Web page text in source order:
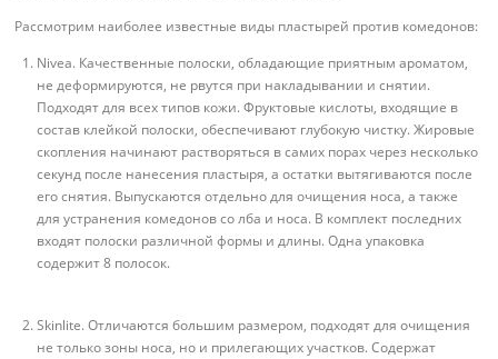
Рассмотрим наиболее известные виды пластырей против комедонов:
Nivea. Качественные полоски, обладающие приятным ароматом,
не деформируются, не рвутся при накладывании и снятии.
Подходят для всех типов кожи. Фруктовые кислоты, входящие в
состав клейкой полоски, обеспечивают глубокую чистку. Жировые
скопления начинают растворяться в самих порах через несколько
секунд после нанесения пластыря, а остатки вытягиваются после
его снятия. Выпускаются отдельно для очищения носа, а также
для устранения комедонов со лба и носа. В комплект последних
входят полоски различной формы и длины. Одна упаковка
содержит 8 полосок.
Skinlite. Отличаются большим размером, подходят для очищения
не только зоны носа, но и прилегающих участков. Содержат